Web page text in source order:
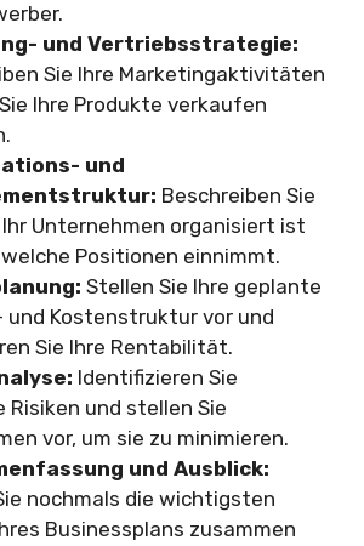
und Vertriebsstrategie:
Sie Ihre Marketingaktivitäten
Ihre Produkte verkaufen
und
Beschreiben Sie
Ihr Unternehmen organisiert ist
Positionen einnimmt.
Stellen Sie Ihre geplante
und Kostenstruktur vor und
Sie Ihre Rentabilität.
Identifizieren Sie
Risiken und stellen Sie
vor, um sie zu minimieren.
und Ausblick:
nochmals die wichtigsten
Businessplans zusammen